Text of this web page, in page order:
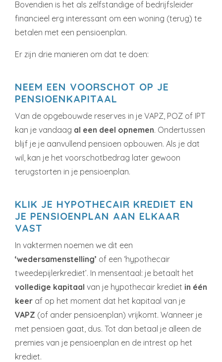
Bovendien is het als zelfstandige of bedrijfsleider
financieel erg interessant om een woning (terug) te
betalen met een pensioenplan.
Er zijn drie manieren om dat te doen:
NEEM EEN VOORSCHOT OP JE
PENSIOENKAPITAAL
Van de opgebouwde reserves in je VAPZ, POZ of IPT
kan je vandaag al een deel opnemen. Ondertussen
blijf je je aanvullend pensioen opbouwen. Als je dat
wil, kan je het voorschotbedrag later gewoon
terugstorten in je pensioenplan.
KLIK JE HYPOTHECAIR KREDIET EN
JE PENSIOENPLAN AAN ELKAAR
VAST
In vaktermen noemen we dit een
‘wedersamenstelling’ of een ‘hypothecair
tweedepijlerkrediet’. In mensentaal: je betaalt het
volledige kapitaal van je hypothecair krediet in één
keer af op het moment dat het kapitaal van je
VAPZ (of ander pensioenplan) vrijkomt. Wanneer je
met pensioen gaat, dus. Tot dan betaal je alleen de
premies van je pensioenplan en de intrest op het
krediet.